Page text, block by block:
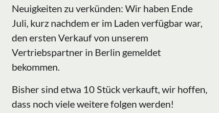
Neuigkeiten zu verkünden: Wir haben Ende
Juli, kurz nachdem er im Laden verfügbar war,
den ersten Verkauf von unserem
Vertriebspartner in Berlin gemeldet
bekommen.
Bisher sind etwa 10 Stück verkauft, wir hoffen,
dass noch viele weitere folgen werden!